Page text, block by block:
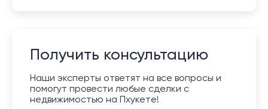
Получить консультацию
Наши эксперты ответят на все вопросы и
помогут провести любые сделки с
недвижимостью на Пхукете!